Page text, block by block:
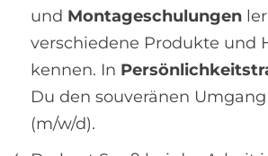
und Montageschulungen
verschiedene Produkte und
kennen. In
Du den souveränen
(m/w/d).